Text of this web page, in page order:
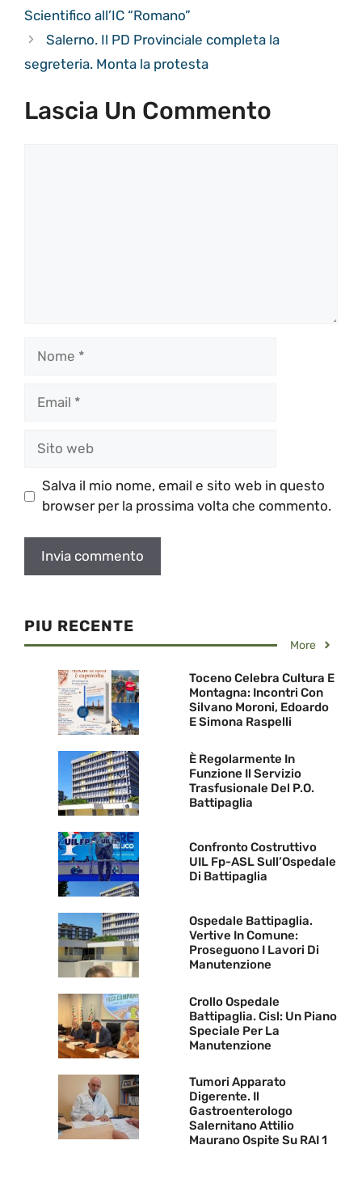
Scientifico all’IC “Romano”
Salerno. Il PD Provinciale completa la
segreteria. Monta la protesta
Lascia Un Commento
Salva il mio nome, email e sito web in questo
browser per la prossima volta che commento.
PIU RECENTE
More
Toceno Celebra Cultura E
Montagna: Incontri Con
Silvano Moroni, Edoardo
E Simona Raspelli
È Regolarmente In
Funzione Il Servizio
Trasfusionale Del P.O.
Battipaglia
Confronto Costruttivo
UIL Fp-ASL Sull’Ospedale
Di Battipaglia
Ospedale Battipaglia.
Vertive In Comune:
Proseguono I Lavori Di
Manutenzione
Crollo Ospedale
Battipaglia. Cisl: Un Piano
Speciale Per La
Manutenzione
Tumori Apparato
Digerente. Il
Gastroenterologo
Salernitano Attilio
Maurano Ospite Su RAI 1